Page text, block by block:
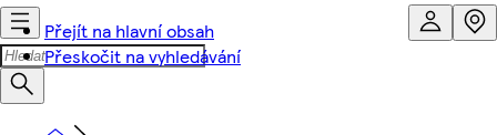
Přejít na hlavní obsah
Přeskočit na vyhledávání